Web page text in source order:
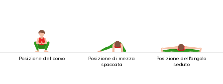
Posizione del corvo
Posizione di mezza
spaccata
Posizione dell'angolo
seduto